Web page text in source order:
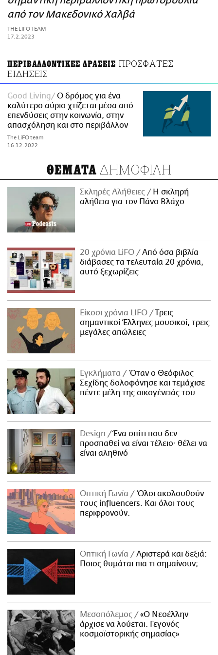
ΑΜΠΑ
PRINT
από τον Μακεδονικό Χαλβά
THE LIFO TEAM
17.2.2023
ΠΕΡΙΒΑΛΛΟΝΤΙΚΕΣ ΔΡΑΣΕΙΣ ΠΡΟΣΦΑΤΕΣ
ΕΙΔΗΣΕΙΣ
Good Living
Ο δρόμος για ένα
καλύτερο αύριο χτίζεται μέσα από
επενδύσεις στην κοινωνία, στην
απασχόληση και στο περιβάλλον
The LiFO team
16.12.2022
ΘΕΜΑΤΑ ΔΗΜΟΦΙΛΗ
Σκληρές Αλήθειες
H σκληρή
αλήθεια για τον Πάνο Βλάχο
20 χρόνια LiFO
Από όσα βιβλία
διάβασες τα τελευταία 20 χρόνια,
αυτό ξεχωρίζεις
Είκοσι χρόνια LIFO
Tρεις
σημαντικοί Έλληνες μουσικοί, τρεις
μεγάλες απώλειες
Εγκλήματα
Όταν ο Θεόφιλος
Σεχίδης δολοφόνησε και τεμάχισε
πέντε μέλη της οικογένειάς του
Design
Ένα σπίτι που δεν
προσπαθεί να είναι τέλειο· θέλει να
είναι αληθινό
Οπτική Γωνία
Όλοι ακολουθούν
τους influencers. Και όλοι τους
περιφρονούν.
Οπτική Γωνία
Αριστερά και δεξιά:
Ποιος θυμάται πια τι σημαίνουν;
Μεσοπόλεμος
«Ο Νεοέλλην
άρχισε να λούεται. Γεγονός
κοσμοϊστορικής σημασίας»